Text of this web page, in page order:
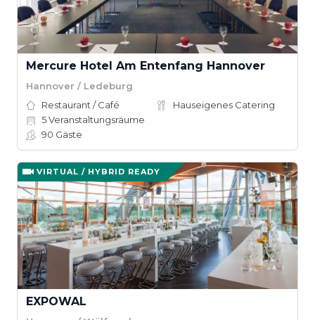
Mercure Hotel Am Entenfang Hannover
Hannover / Ledeburg
Restaurant / Café
Hauseigenes Catering
5Veranstaltungsräume
90 Gäste
VIRTUAL / HYBRID READY
EXPOWAL